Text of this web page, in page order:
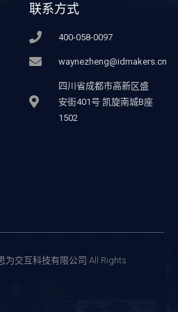
联系方式
400-058-0097
waynezheng@idmakers.cn
四川省成都市高新区盛
安街401号 凯旋南城B座
1502
为交互科技有限公司 All Rights